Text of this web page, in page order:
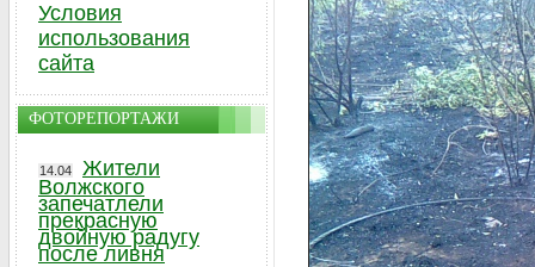
Условия
использования
сайта
ФОТОРЕПОРТАЖИ
14.04
Жители
Волжского
запечатлели
прекрасную
двойную радугу
после ливня